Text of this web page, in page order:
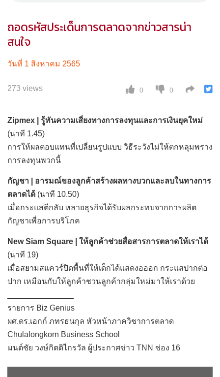
ถอดรหัสประเด็นการตลาดจากข่าวสารน่า
สนใจ
วันที่ 1 สิงหาคม 2565
273 views 0
0
Zipmex | รู้ทันความเสี่ยงทางการลงทุนและการเงินยุคใหม่
(นาที 1.45)
การให้ผลตอบแทนที่เปลี่ยนรูปแบบ วิธีระวังไม่ให้ตกหลุมพราง
การลงทุนพวกนี้
กัญชา | อารมณ์ของลูกค้าสร้างผลทางบวกและลบในทางการ
ตลาดได้ (นาที 10.50)
เมื่อกระแสตีกลับ หลายธุรกิจได้รับผลกระทบจากการผลิต
กัญชาเพื่อการบริโภค
New Siam Square | ให้ลูกค้าช่วยสื่อสารการตลาดให้เราได้
(นาที 19)
เมื่อสยามสแควร์ปิดพื้นที่ให้เด็กได้แสดงอออก กระแสปากต่อ
ปาก เหมือนกับให้ลูกค้าชวนลูกค้ากลุ่มใหม่มาให้เราด้วย
รายการ Biz Genius
ผศ.ดร.เอกก์ ภทรธนกุล หัวหน้าภาควิชาการตลาด
Chulalongkorn Business School
มนต์ชัย วงษ์กิตติไกรวัล ผู้ประกาศข่าว TNN ช่อง 16